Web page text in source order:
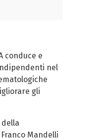
conduce e
nel
gli
Franco Mandelli